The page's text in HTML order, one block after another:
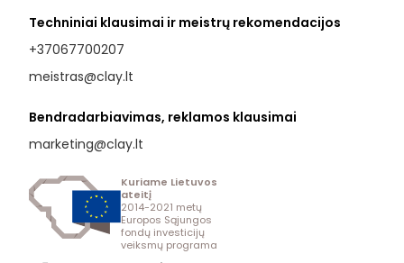
Techniniai klausimai ir meistrų rekomendacijos
+37067700207
meistras@clay.lt
Bendradarbiavimas, reklamos klausimai
marketing@clay.lt
Kuriame Lietuvos
ateitį
2014-2021 metų
Europos Sąjungos
fondų investicijų
veiksmų programa